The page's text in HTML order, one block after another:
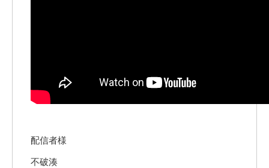
配信者様
不破湊